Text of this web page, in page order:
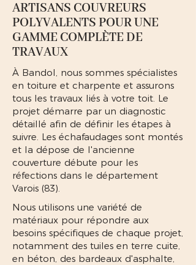
ARTISANS COUVREURS
POLYVALENTS POUR UNE
GAMME COMPLÈTE DE
TRAVAUX
À Bandol, nous sommes spécialistes
en toiture et charpente et assurons
tous les travaux liés à votre toit. Le
projet démarre par un diagnostic
détaillé afin de définir les étapes à
suivre. Les échafaudages sont montés
et la dépose de l'ancienne
couverture débute pour les
réfections dans le département
Varois (83).
Nous utilisons une variété de
matériaux pour répondre aux
besoins spécifiques de chaque projet,
notamment des tuiles en terre cuite,
en béton, des bardeaux d'asphalte,